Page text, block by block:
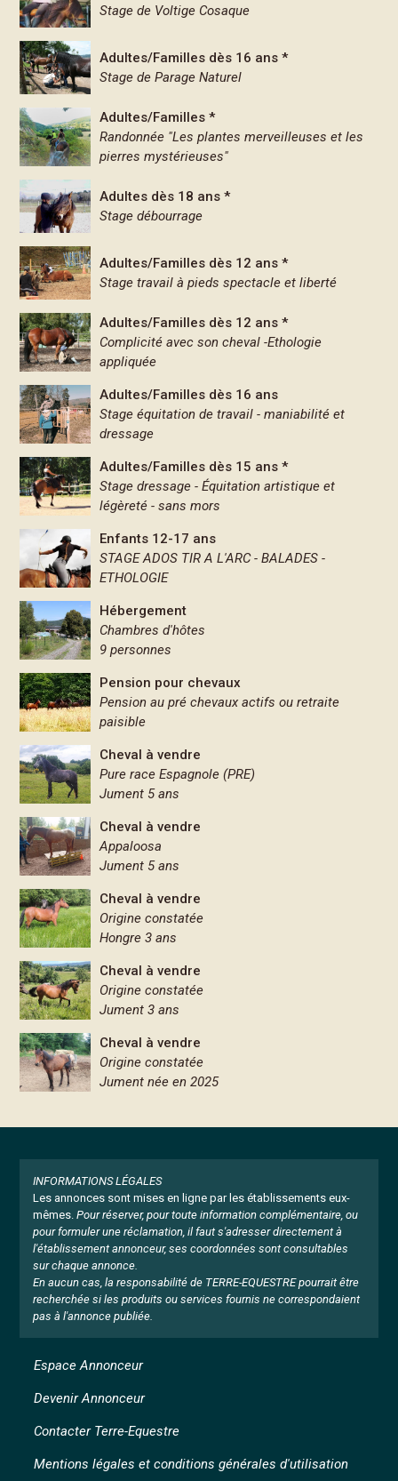
Stage de Voltige Cosaque
Adultes/Familles dès 16 ans *
Stage de Parage Naturel
Adultes/Familles *
Randonnée "Les plantes merveilleuses et les
pierres mystérieuses"
Adultes dès 18 ans *
Stage débourrage
Adultes/Familles dès 12 ans *
Stage travail à pieds spectacle et liberté
Adultes/Familles dès 12 ans *
Complicité avec son cheval -Ethologie
appliquée
Adultes/Familles dès 16 ans
Stage équitation de travail - maniabilité et
dressage
Adultes/Familles dès 15 ans *
Stage dressage - Équitation artistique et
légèreté - sans mors
Enfants 12-17 ans
STAGE ADOS TIR A L'ARC - BALADES -
ETHOLOGIE
Hébergement
Chambres d'hôtes
9 personnes
Pension pour chevaux
Pension au pré chevaux actifs ou retraite
paisible
Cheval à vendre
Pure race Espagnole (PRE)
Jument 5 ans
Cheval à vendre
Appaloosa
Jument 5 ans
Cheval à vendre
Origine constatée
Hongre 3 ans
Cheval à vendre
Origine constatée
Jument 3 ans
Cheval à vendre
Origine constatée
Jument née en 2025
INFORMATIONS LÉGALES
Les annonces sont mises en ligne par les établissements eux-
mêmes. Pour réserver, pour toute information complémentaire, ou
pour formuler une réclamation, il faut s'adresser directement à
l'établissement annonceur, ses coordonnées sont consultables
sur chaque annonce.
En aucun cas, la responsabilité de TERRE-EQUESTRE pourrait être
recherchée si les produits ou services fournis ne correspondaient
pas à l'annonce publiée.
Mentions légales et conditions générales d'utilisation
Espace Annonceur
Devenir Annonceur
Contacter Terre-Equestre